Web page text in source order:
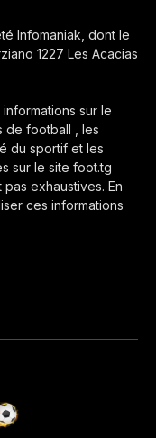
Infomaniak, dont le
1227 Les Acacias
sur le
de football , les
du sportif et les
sur le site foot.tg
exhaustives. En
ces informations